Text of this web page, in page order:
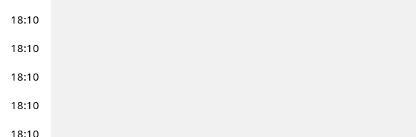
18:10
18:10
18:10
18:10
18:10